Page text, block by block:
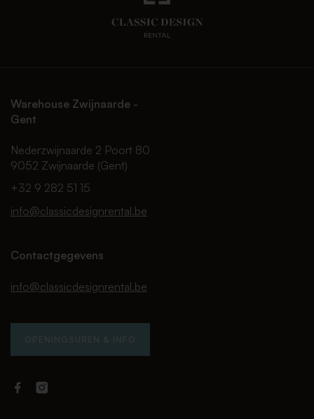
Warehouse Zwijnaarde -
Gent
Nederzwijnaarde 2 Poort 80
9052 Zwijnaarde (Gent)
+32 9 282 51 15
info@classicdesignrental.be
Contactgegevens
info@classicdesignrental.be
OPENINGSUREN & INFO
FacebookInstagram